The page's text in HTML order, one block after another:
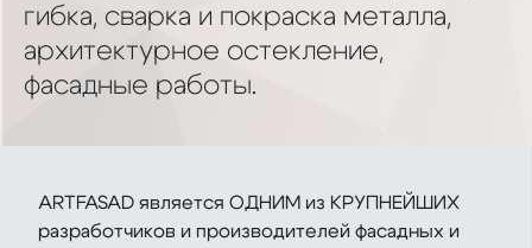
гибка, сварка и покраска металла,
архитектурное остекление,
фасадные работы.
ARTFASAD является ОДНИМ из КРУПНЕЙШИХ
разработчиков и производителей фасадных и